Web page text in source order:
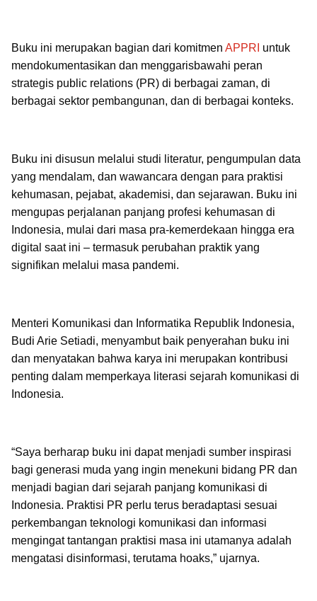
Buku ini merupakan bagian dari komitmen APPRI untuk
mendokumentasikan dan menggarisbawahi peran
strategis public relations (PR) di berbagai zaman, di
berbagai sektor pembangunan, dan di berbagai konteks.
Buku ini disusun melalui studi literatur, pengumpulan data
yang mendalam, dan wawancara dengan para praktisi
kehumasan, pejabat, akademisi, dan sejarawan. Buku ini
mengupas perjalanan panjang profesi kehumasan di
Indonesia, mulai dari masa pra-kemerdekaan hingga era
digital saat ini – termasuk perubahan praktik yang
signifikan melalui masa pandemi.
Menteri Komunikasi dan Informatika Republik Indonesia,
Budi Arie Setiadi, menyambut baik penyerahan buku ini
dan menyatakan bahwa karya ini merupakan kontribusi
penting dalam memperkaya literasi sejarah komunikasi di
Indonesia.
“Saya berharap buku ini dapat menjadi sumber inspirasi
bagi generasi muda yang ingin menekuni bidang PR dan
menjadi bagian dari sejarah panjang komunikasi di
Indonesia. Praktisi PR perlu terus beradaptasi sesuai
perkembangan teknologi komunikasi dan informasi
mengingat tantangan praktisi masa ini utamanya adalah
mengatasi disinformasi, terutama hoaks,” ujarnya.